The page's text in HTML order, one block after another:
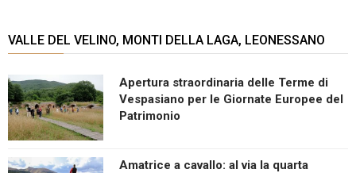
VALLE DEL VELINO, MONTI DELLA LAGA, LEONESSANO
Apertura straordinaria delle Terme di
Vespasiano per le Giornate Europee del
Patrimonio
Amatrice a cavallo: al via la quarta